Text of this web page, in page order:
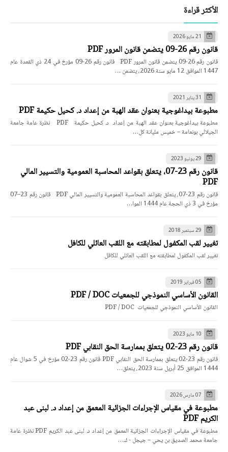
الأكثر قراءة
21 مايو 2026
قانون رقم 26-09 يتضمن قانون المرور PDF
قانون رقم 26-09 يتضمن قانون المرور PDF قانون رقم 26-09 مؤرخ في 24 ذي القعدة عام
1447 الموافق 12 مايو سنة 2026، يتضمن …
31 يناير 2021
مطبوعة بيداغوجية بعنوان عقد الهبة من إعداد د. كحيل حكيمة PDF
مطبوعة بيداغوجية بعنوان عقد الهبة من إعداد د. كحيل حكيمة PDF نظرة عامة جامعة
الجيلالي بونعامة – خميس مليانة كل…
29 يونيو 2023
قانون رقم 23-07، يتعلق بقواعد المحاسبة العمومية والتسيير المالي
PDF
قانون رقم 23-07، يتعلق بقواعد المحاسبة العمومية والتسيير المالي PDF قانون رقم 23–07
مؤرخ في 3 ذي الحجة عام 1444 الموا…
29 سبتمبر 2018
تغيير لقب المكفول لمطابقته مع اللقب العائلي للكافل
تغيير لقب المكفول لمطابقته مع اللقب العائلي للكافل
05 فبراير 2019
القانون الأساسي النموذجي للجمعيات PDF / DOC
القانون الأساسي النموذجي للجمعيات PDF / DOC
10 مايو 2023
قانون رقم 23-02 يتعلق بممارسة الحق النقابي PDF
قانون رقم 23-02 يتعلق بممارسة الحق النقابي PDF قانون رقم 23-02 مؤرخ في 5 شوال عام
1444 الموافق 25 أبريل سنة 2023، يتعلق…
07 مارس 2026
مطبوعة في مقياس الإجراءات الجزائية المعمق من إعداد د. لبنى عبد
الكريم PDF
مطبوعة في مقياس الإجراءات الجزائية المعمق من إعداد د. لبنى عبد الكريم PDF نظرة عامة
جامعة محمد الصديق بن يحي – جيجل - ك…